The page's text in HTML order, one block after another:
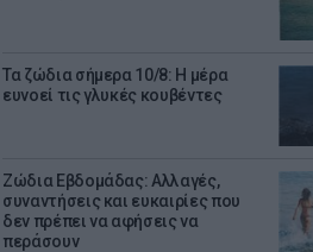
Τα ζώδια σήμερα 10/8: Η μέρα
ευνοεί τις γλυκές κουβέντες
Ζώδια Εβδομάδας: Αλλαγές,
συναντήσεις και ευκαιρίες που
δεν πρέπει να αφήσεις να
περάσουν